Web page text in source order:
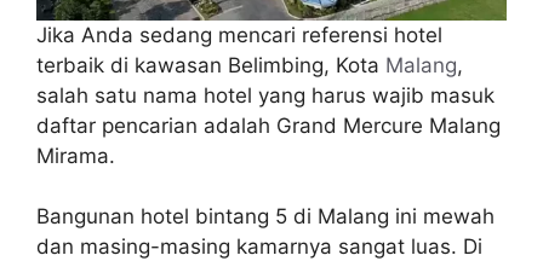
Jika Anda sedang mencari referensi hotel
terbaik di kawasan Belimbing, Kota Malang,
salah satu nama hotel yang harus wajib masuk
daftar pencarian adalah Grand Mercure Malang
Mirama.
Bangunan hotel bintang 5 di Malang ini mewah
dan masing-masing kamarnya sangat luas. Di